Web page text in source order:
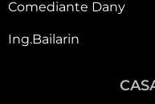
Comediante Dany
Ing.Bailarin